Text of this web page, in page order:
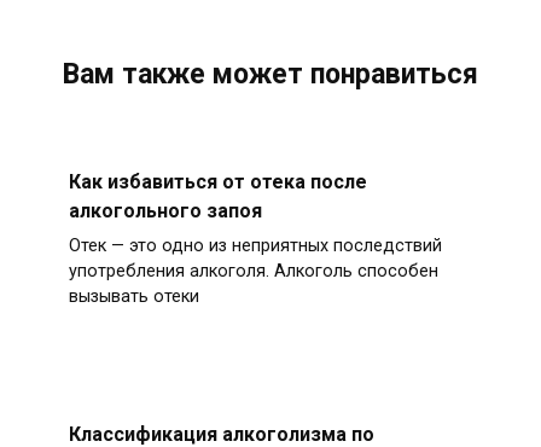
Вам также может понравиться
Как избавиться от отека после
алкогольного запоя
Отек — это одно из неприятных последствий
употребления алкоголя. Алкоголь способен
вызывать отеки
Классификация алкоголизма по